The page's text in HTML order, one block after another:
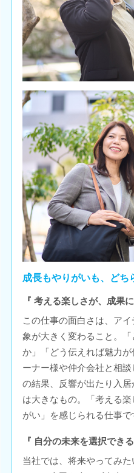
成長もやりがいも、どち
『 考える楽しさが、成果に
この仕事の面白さは、ア
象が大きく変わること。
か」「どう伝えれば魅力
ーナー様や仲介会社と相
の結果、反響が出たり入
は大きなもの。「考える
がい」を感じられる仕事で
『 自分の未来を選択できる
当社では、将来やってみ